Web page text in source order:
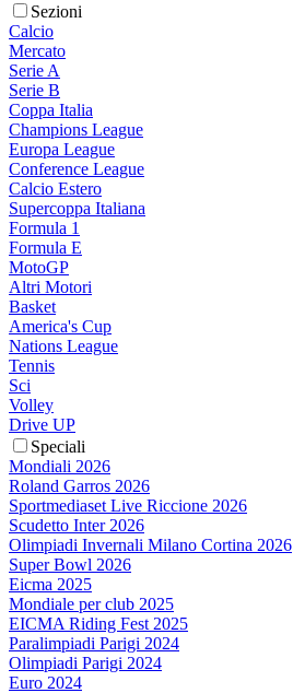
Sezioni
Calcio
Mercato
Serie A
Serie B
Coppa Italia
Champions League
Europa League
Conference League
Calcio Estero
Supercoppa Italiana
Formula 1
Formula E
MotoGP
Altri Motori
Basket
America's Cup
Nations League
Tennis
Sci
Volley
Drive UP
Speciali
Mondiali 2026
Roland Garros 2026
Sportmediaset Live Riccione 2026
Scudetto Inter 2026
Olimpiadi Invernali Milano Cortina 2026
Super Bowl 2026
Eicma 2025
Mondiale per club 2025
EICMA Riding Fest 2025
Paralimpiadi Parigi 2024
Olimpiadi Parigi 2024
Euro 2024